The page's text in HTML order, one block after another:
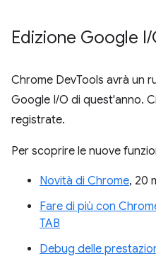
Edizione Google I/
Chrome DevTools avrà un
Google I/O di quest'anno.
registrate.
Per scoprire le nuove
Novità di Chrome, 20
Fare di più con
TAB
Debug delle